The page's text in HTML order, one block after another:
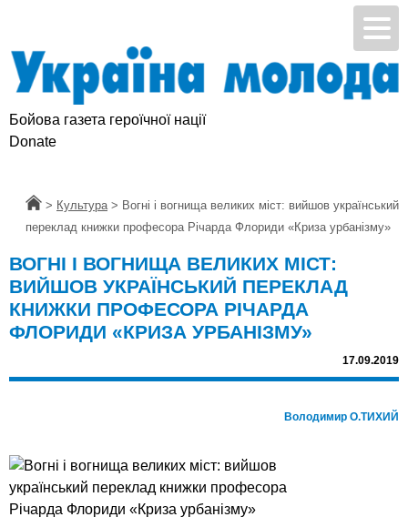
Бойова газета героїчної нації
Donate
Головна
> Культура > Вогні і вогнища великих міст: вийшов український
переклад книжки професора Річарда Флориди «Криза урбанізму»
ВОГНІ І ВОГНИЩА ВЕЛИКИХ МІСТ:
ВИЙШОВ УКРАЇНСЬКИЙ ПЕРЕКЛАД
КНИЖКИ ПРОФЕСОРА РІЧАРДА
ФЛОРИДИ «КРИЗА УРБАНІЗМУ»
17.09.2019
Володимир О.ТИХИЙ